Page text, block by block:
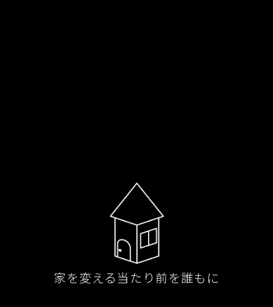
家を変える当たり前を誰もに